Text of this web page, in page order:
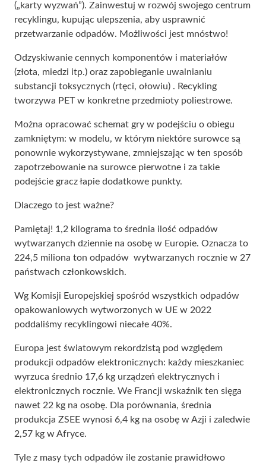
(„karty wyzwań”). Zainwestuj w rozwój swojego centrum
recyklingu, kupując ulepszenia, aby usprawnić
przetwarzanie odpadów. Możliwości jest mnóstwo!
Odzyskiwanie cennych komponentów i materiałów
(złota, miedzi itp.) oraz zapobieganie uwalnianiu
substancji toksycznych (rtęci, ołowiu) . Recykling
tworzywa PET w konkretne przedmioty poliestrowe.
Można opracować schemat gry w podejściu o obiegu
zamkniętym: w modelu, w którym niektóre surowce są
ponownie wykorzystywane, zmniejszając w ten sposób
zapotrzebowanie na surowce pierwotne i za takie
podejście gracz łapie dodatkowe punkty.
Dlaczego to jest ważne?
Pamiętaj! 1,2 kilograma to średnia ilość odpadów
wytwarzanych dziennie na osobę w Europie. Oznacza to
224,5 miliona ton odpadów wytwarzanych rocznie w 27
państwach członkowskich.
Wg Komisji Europejskiej spośród wszystkich odpadów
opakowaniowych wytworzonych w UE w 2022
poddaliśmy recyklingowi niecałe 40%.
Europa jest światowym rekordzistą pod względem
produkcji odpadów elektronicznych: każdy mieszkaniec
wyrzuca średnio 17,6 kg urządzeń elektrycznych i
elektronicznych rocznie. We Francji wskaźnik ten sięga
nawet 22 kg na osobę. Dla porównania, średnia
produkcja ZSEE wynosi 6,4 kg na osobę w Azji i zaledwie
2,57 kg w Afryce.
Tyle z masy tych odpadów ile zostanie prawidłowo